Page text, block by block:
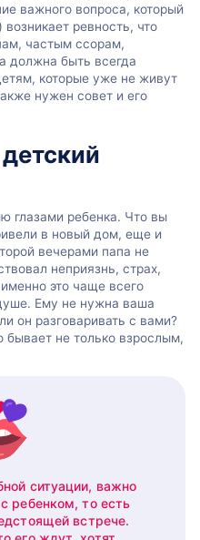
важного вопроса, который
ревность, что
частым ссорам,
должна быть всегда
которые уже не живут
нужен совет и его
глазами ребенка. Что вы
в новый дом, еще и
вечерами папа не
неприязнь, страх,
это чаще всего
Ему не нужна ваша
он разговаривать с вами?
бывает не только взрослым,
ситуации, важно
ребенком, то есть
встрече.